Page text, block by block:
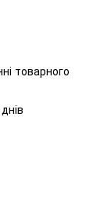
товарного